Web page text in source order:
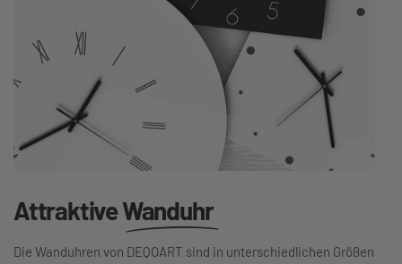
AttraktiveWanduhr
Die Wanduhren von DEQOART sind in unterschiedlichen Größen